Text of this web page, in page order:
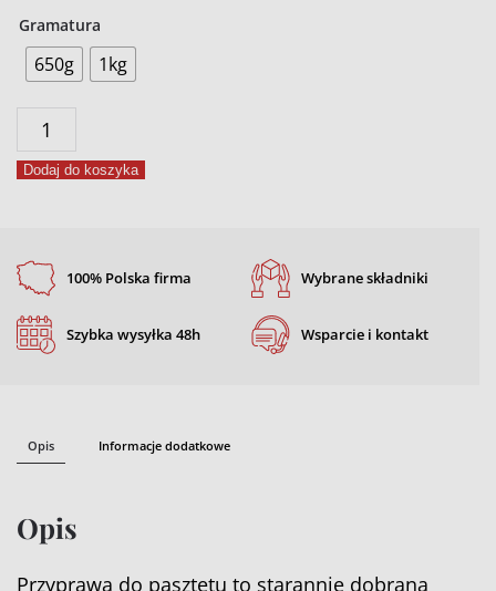
Gramatura
650g 1kg
ilość
Przyprawa
do
Dodaj do koszyka
100% Polska firma
Szybka wysyłka 48h
Wybrane składniki
Wsparcie i kontakt
Opis Informacje dodatkowe
Opis
Przyprawa do pasztetu to starannie dobrana